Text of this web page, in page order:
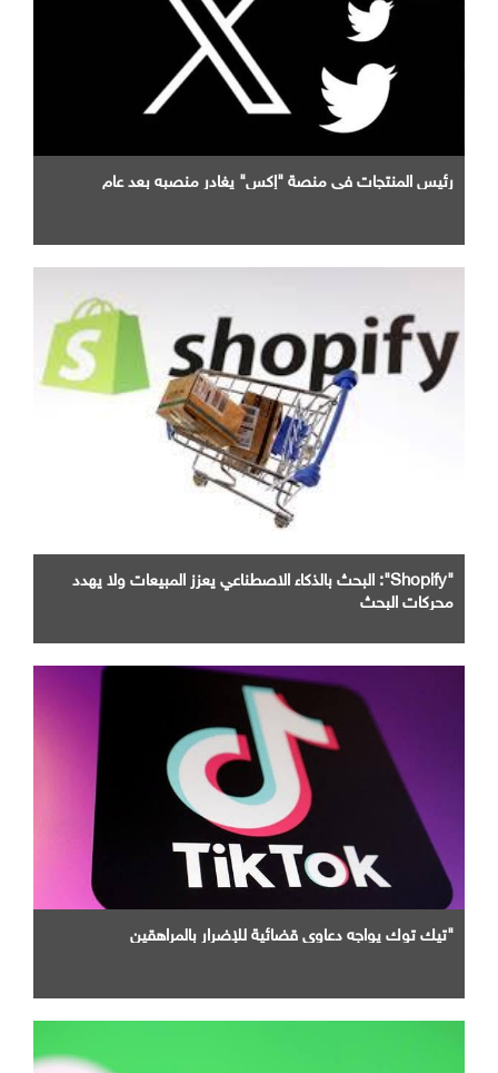
رئيس المنتجات في منصة "إكس" يغادر منصبه بعد عام
"Shopify": البحث بالذكاء الاصطناعي يعزز المبيعات ولا يهدد
محركات البحث
"تيك توك يواجه دعاوى قضائية للإضرار بالمراهقين